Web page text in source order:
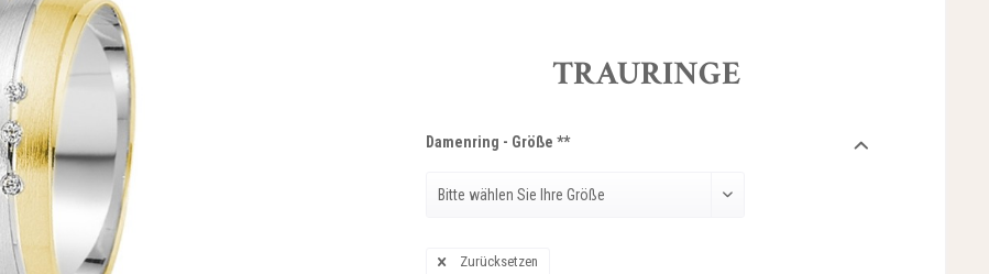
TRAURINGE
Damenring - Größe **
Zurücksetzen